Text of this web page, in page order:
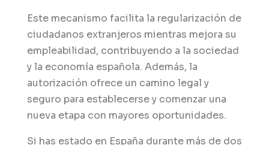
Este mecanismo facilita la regularización de
ciudadanos extranjeros mientras mejora su
empleabilidad, contribuyendo a la sociedad
y la economía española. Además, la
autorización ofrece un camino legal y
seguro para establecerse y comenzar una
nueva etapa con mayores oportunidades.
Si has estado en España durante más de dos